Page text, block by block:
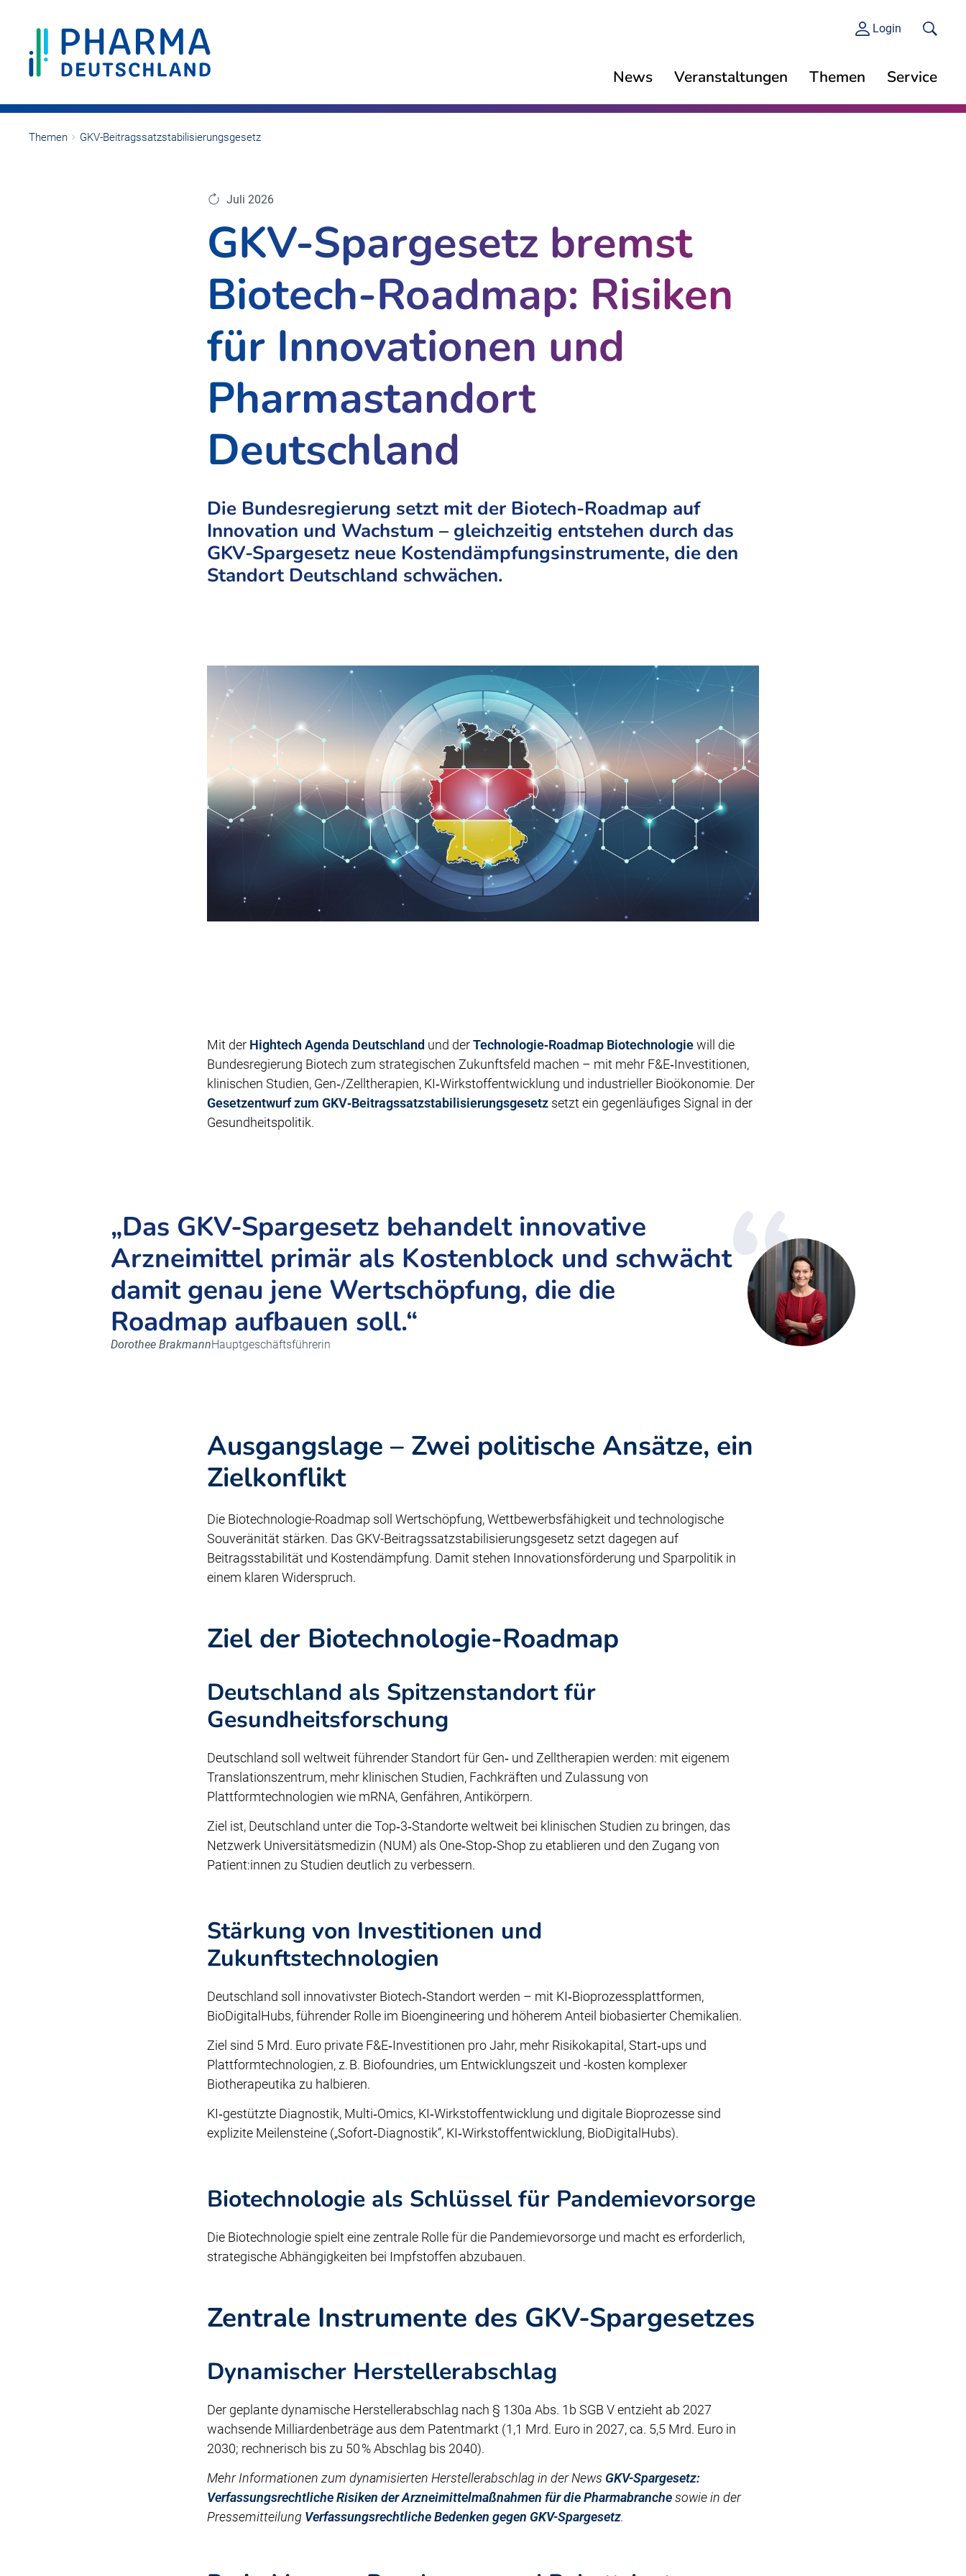
Login
News Veranstaltungen Themen Service
Themen GKV-Beitragssatzstabilisierungsgesetz
Juli 2026
GKV-Spargesetz bremst
Biotech-Roadmap: Risiken
für Innovationen und
Pharmastandort
Deutschland
Die Bundesregierung setzt mit der Biotech-Roadmap auf
Innovation und Wachstum – gleichzeitig entstehen durch das
GKV-Spargesetz neue Kostendämpfungsinstrumente, die den
Standort Deutschland schwächen.
Mit der Hightech Agenda Deutschland und derTechnologie‑Roadmap Biotechnologiewill die
Bundesregierung Biotech zum strategischen Zukunftsfeld machen – mit mehr F&E‑Investitionen,
klinischen Studien, Gen‑/Zelltherapien, KI‑Wirkstoffentwicklung und industrieller Bioökonomie. Der
Gesetzentwurf zum GKV‑Beitragssatzstabilisierungsgesetzsetzt ein gegenläufiges Signal in der
Gesundheitspolitik.
„Das GKV-Spargesetz behandelt innovative
Arzneimittel primär als Kostenblock und schwächt
damit genau jene Wertschöpfung, die die
Roadmap aufbauen soll.“
Dorothee BrakmannHauptgeschäftsführerin
Ausgangslage – Zwei politische Ansätze, ein
Zielkonflikt
Die Biotechnologie-Roadmap soll Wertschöpfung, Wettbewerbsfähigkeit und technologische
Souveränität stärken. Das GKV-Beitragssatzstabilisierungsgesetz setzt dagegen auf
Beitragsstabilität und Kostendämpfung. Damit stehen Innovationsförderung und Sparpolitik in
einem klaren Widerspruch.
Ziel der Biotechnologie-Roadmap
Deutschland als Spitzenstandort für
Gesundheitsforschung
Deutschland soll weltweit führender Standort für Gen‑ und Zelltherapien werden: mit eigenem
Translationszentrum, mehr klinischen Studien, Fachkräften und Zulassung von
Plattformtechnologien wie mRNA, Genfähren, Antikörpern.
Ziel ist, Deutschland unter die Top‑3‑Standorte weltweit bei klinischen Studien zu bringen, das
Netzwerk Universitätsmedizin (NUM) als One‑Stop‑Shop zu etablieren und den Zugang von
Patient:innen zu Studien deutlich zu verbessern.
Stärkung von Investitionen und
Zukunftstechnologien
Deutschland soll innovativster Biotech‑Standort werden – mit KI‑Bioprozessplattformen,
BioDigitalHubs, führender Rolle im Bioengineering und höherem Anteil biobasierter Chemikalien.
Ziel sind 5 Mrd. Euro private F&E‑Investitionen pro Jahr, mehr Risikokapital, Start‑ups und
Plattformtechnologien, z. B. Biofoundries, um Entwicklungszeit und -kosten komplexer
Biotherapeutika zu halbieren.
KI‑gestützte Diagnostik, Multi‑Omics, KI‑Wirkstoffentwicklung und digitale Bioprozesse sind
explizite Meilensteine („Sofort‑Diagnostik“, KI‑Wirkstoffentwicklung, BioDigitalHubs).
Biotechnologie als Schlüssel für Pandemievorsorge
Die Biotechnologie spielt eine zentrale Rolle für die Pandemievorsorge und macht es erforderlich,
strategische Abhängigkeiten bei Impfstoffen abzubauen.
Zentrale Instrumente des GKV-Spargesetzes
Dynamischer Herstellerabschlag
Der geplante dynamische Herstellerabschlag nach § 130a Abs. 1b SGB V entzieht ab 2027
wachsende Milliardenbeträge aus dem Patentmarkt (1,1 Mrd. Euro in 2027, ca. 5,5 Mrd. Euro in
2030; rechnerisch bis zu 50 % Abschlag bis 2040).
Mehr Informationen zum dynamisierten Herstellerabschlag in der News GKV-Spargesetz:
Verfassungsrechtliche Risiken der Arzneimittelmaßnahmen für die Pharmabranchesowie in der
Pressemitteilung Verfassungsrechtliche Bedenken gegen GKV-Spargesetz.